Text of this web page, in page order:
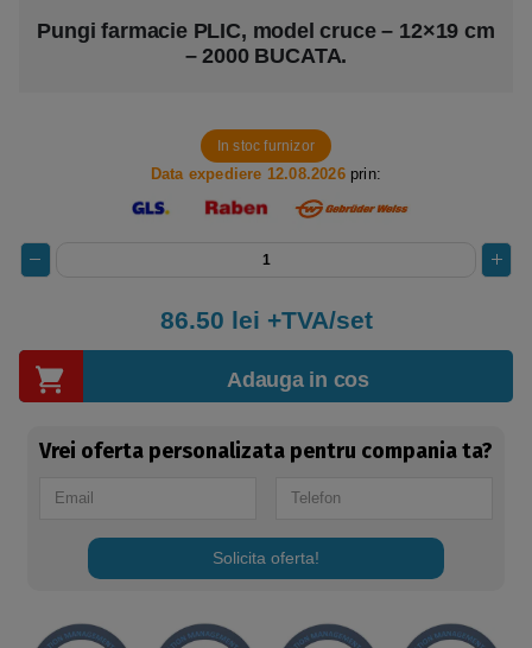
Pungi farmacie PLIC, model cruce – 12×19 cm
– 2000 BUCATA.
In stoc furnizor
Data expediere 12.08.2026prin:
86.50 lei +TVA/set
Adauga in cos
Vrei oferta personalizata pentru compania ta?
Solicita oferta!